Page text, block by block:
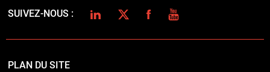
SUIVEZ-NOUS : LINKEDINTWITTERFACEBOOK
YOUTUBE
PLAN DU SITE